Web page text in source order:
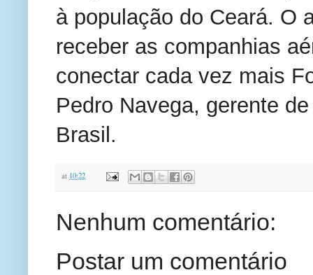
à população do Ceará. O
receber as companhias
conectar cada vez mais
Pedro Navega, gerente
Brasil.
at 10:22
Nenhum comentário:
Postar um comentário